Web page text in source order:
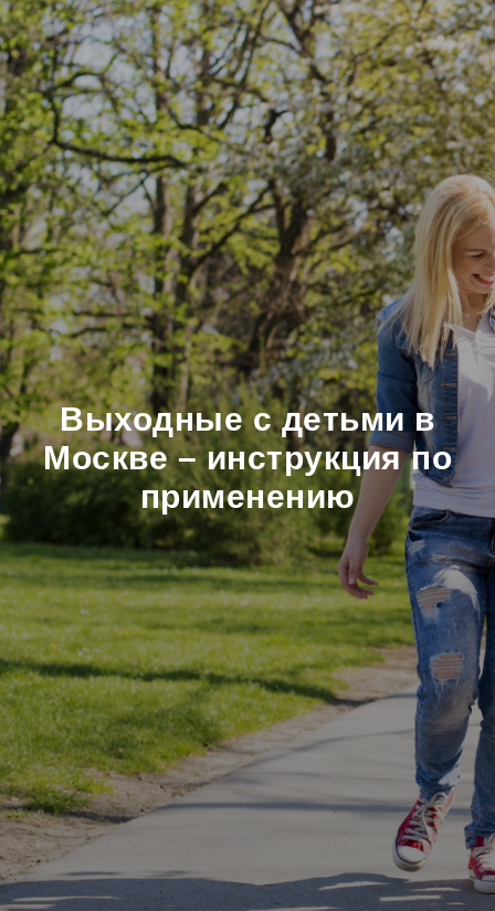
Выходные с детьми в
Москве – инструкция по
применению